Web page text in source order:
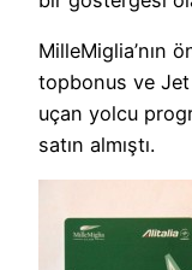
MilleMiglia’nın
topbonus ve Jet
uçan yolcu
satın almıştı.